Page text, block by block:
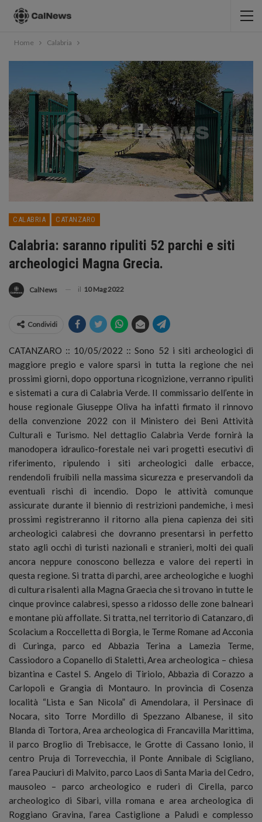
Home Calabria
CALABRIA CATANZARO
Calabria: saranno ripuliti 52 parchi e siti
archeologici Magna Grecia.
CalNews il 10 Mag 2022
Condividi
CATANZARO :: 10/05/2022 :: Sono 52 i siti archeologici di
maggiore pregio e valore sparsi in tutta la regione che nei
prossimi giorni, dopo opportuna ricognizione, verranno ripuliti
e sistemati a cura di Calabria Verde. Il commissario dell’ente in
house regionale Giuseppe Oliva ha infatti firmato il rinnovo
della convenzione 2022 con il Ministero dei Beni Attività
Culturali e Turismo. Nel dettaglio Calabria Verde fornirà la
manodopera idraulico-forestale nei vari progetti esecutivi di
riferimento, ripulendo i siti archeologici dalle erbacce,
rendendoli fruibili nella massima sicurezza e preservandoli da
eventuali rischi di incendio. Dopo le attività comunque
assicurate durante il biennio di restrizioni pandemiche, i mesi
prossimi registreranno il ritorno alla piena capienza dei siti
archeologici calabresi che dovranno presentarsi in perfetto
stato agli occhi di turisti nazionali e stranieri, molti dei quali
ancora neppure conoscono bellezza e valore dei reperti in
questa regione. Si tratta di parchi, aree archeologiche e luoghi
di cultura risalenti alla Magna Graecia che si trovano in tutte le
cinque province calabresi, spesso a ridosso delle zone balneari
e montane più affollate. Si tratta, nel territorio di Catanzaro, di
Scolacium a Roccelletta di Borgia, le Terme Romane ad Acconia
di Curinga, parco ed Abbazia Terina a Lamezia Terme,
Cassiodoro a Copanello di Stalettì, Area archeologica – chiesa
bizantina e Castel S. Angelo di Tiriolo, Abbazia di Corazzo a
Carlopoli e Grangia di Montauro. In provincia di Cosenza
località “Lista e San Nicola” di Amendolara, il Persinace di
Nocara, sito Torre Mordillo di Spezzano Albanese, il sito
Blanda di Tortora, Area archeologica di Francavilla Marittima,
il parco Broglio di Trebisacce, le Grotte di Cassano Ionio, il
centro Pruja di Torrevecchia, il Ponte Annibale di Scigliano,
l’area Pauciuri di Malvito, parco Laos di Santa Maria del Cedro,
mausoleo – parco archeologico e ruderi di Cirella, parco
archeologico di Sibari, villa romana e area archeologica di
Roggiano Gravina, l’area Castiglione a Paludi e complesso